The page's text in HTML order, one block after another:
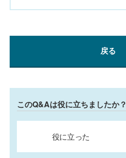
戻る
このQ&Aは役に立ちましたか？
役に立った